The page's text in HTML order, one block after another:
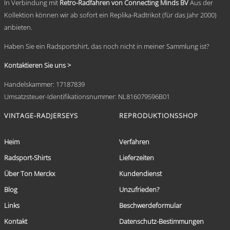
In Verbindung mit Retro-Radfahren von Connecting Minds BVAus der
Kollektion können wir ab sofort ein Replika-Radtrikot (für das Jahr 2000)
anbieten.
Haben Sie ein Radsportshirt, das noch nicht in meiner Sammlung ist?
Kontaktieren Sie uns >
Handelskammer: 17187839
Umsatzsteuer-Identifikationsnummer: NL816079596B01
VINTAGE-RADJERSEYS
Heim
Radsport-Shirts
Über Ton Merckx
Blog
Links
Kontakt
REPRODUKTIONSSHOP
Verfahren
Lieferzeiten
Kundendienst
Unzufrieden?
Beschwerdeformular
Datenschutz-Bestimmungen